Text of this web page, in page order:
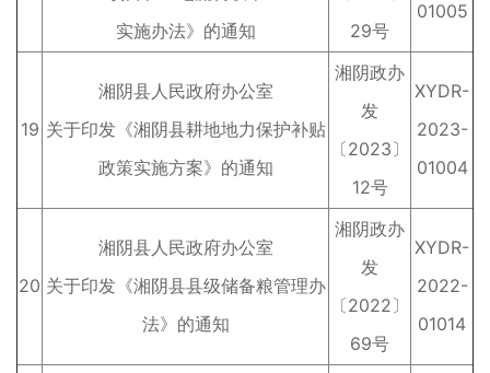
实施办法》的通知
29号
01005
19
湘阴县人民政府办公室
关于印发《湘阴县耕地地力保护补贴
政策实施方案》的通知
湘阴政办
发
〔2023〕
12号
XYDR-
2023-
01004
20
湘阴县人民政府办公室
关于印发《湘阴县县级储备粮管理办
法》的通知
湘阴政办
发
〔2022〕
69号
XYDR-
2022-
01014